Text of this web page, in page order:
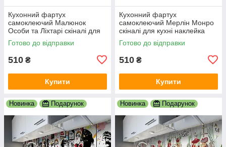
Кухонний фартух
самоклеючий Малюнок
Особи та Ліхтарі скіналі для
кухні наклейка ПВХ люди
зелений 600х2000 мм
Готово до відправки
510 ₴
Купити
Кухонний фартух
самоклеючий Мерлін Монро
скіналі для кухні наклейка
ПВХ дівчина люди чорний
600х2000 мм
Готово до відправки
510 ₴
Купити
Новинка Подарунок Новинка Подарунок